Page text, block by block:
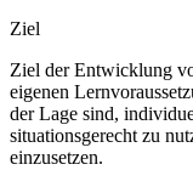
Ziel
Ziel der Entwicklung
eigenen
der Lage sind,
situationsgerecht zu
einzusetzen.